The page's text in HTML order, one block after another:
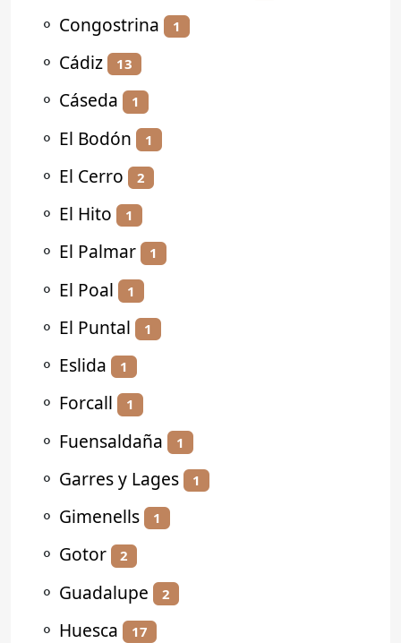
⚬ Congostrina 1
⚬ Cádiz 13
⚬ Cáseda 1
⚬ El Bodón 1
⚬ El Cerro 2
⚬ El Hito 1
⚬ El Palmar 1
⚬ El Poal 1
⚬ El Puntal 1
⚬ Eslida 1
⚬ Forcall 1
⚬ Fuensaldaña 1
⚬ Garres y Lages 1
⚬ Gimenells 1
⚬ Gotor 2
⚬ Guadalupe 2
⚬ Huesca 17